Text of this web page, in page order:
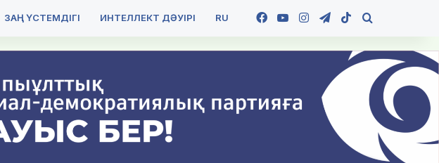
ЗАҢ ҮСТЕМДІГІ ИНТЕЛЛЕКТ ДӘУІРІ RU Facebook
YouTubeInstagramTelegram
TikTok